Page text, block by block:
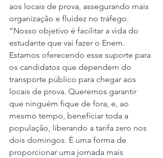
aos locais de prova, assegurando mais
organização e fluidez no tráfego.
“Nosso objetivo é facilitar a vida do
estudante que vai fazer o Enem.
Estamos oferecendo esse suporte para
os candidatos que dependem do
transporte público para chegar aos
locais de prova. Queremos garantir
que ninguém fique de fora, e, ao
mesmo tempo, beneficiar toda a
população, liberando a tarifa zero nos
dois domingos. É uma forma de
proporcionar uma jornada mais